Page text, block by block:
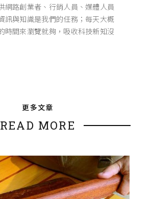
網路創業者、行銷人員、媒體人員
訊與知識是我們的任務；每天大概
時間來瀏覽就夠，吸收科技新知沒
更多文章
READ MORE